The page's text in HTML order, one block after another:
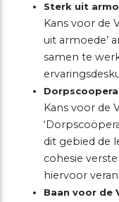
Sterk uit
Kans voor de
uit armoede’
samen te
Kans voor de
dit gebied de
cohesie
hiervoor
Baan voor de